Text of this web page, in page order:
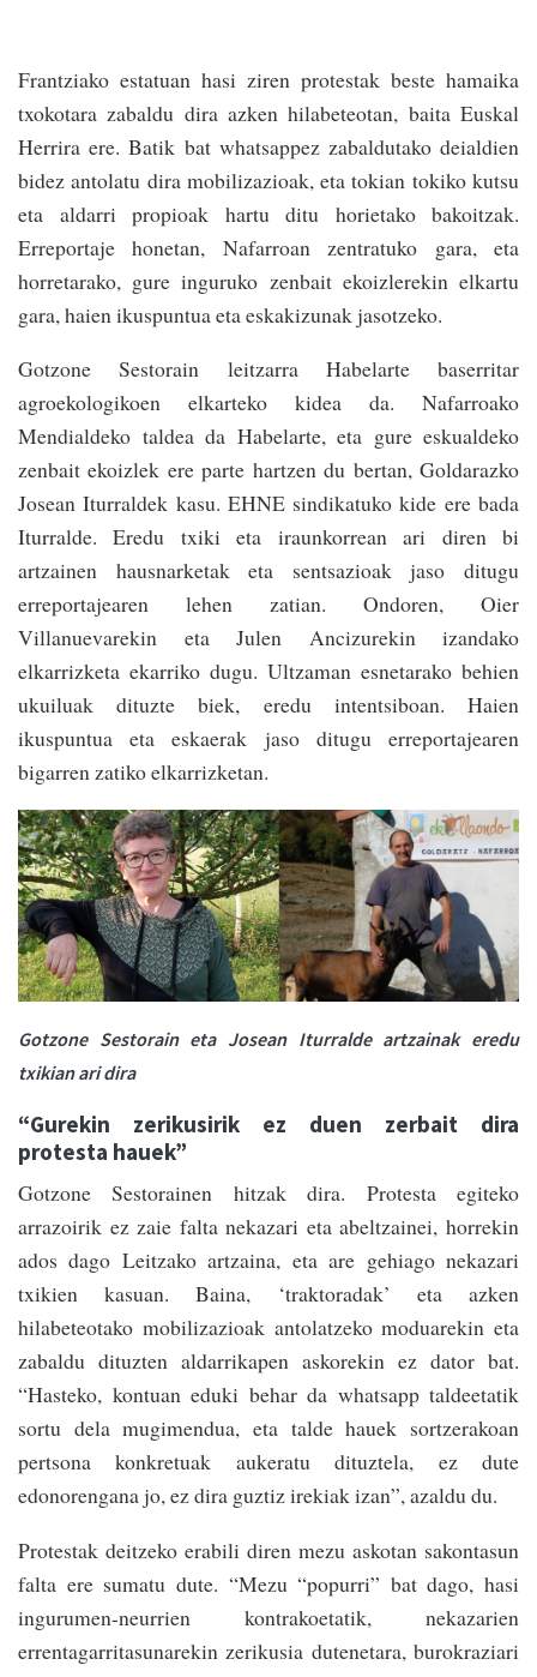
Frantziako estatuan hasi ziren protestak beste hamaika
txokotara zabaldu dira azken hilabeteotan, baita Euskal
Herrira ere. Batik bat whatsappez zabaldutako deialdien
bidez antolatu dira mobilizazioak, eta tokian tokiko kutsu
eta aldarri propioak hartu ditu horietako bakoitzak.
Erreportaje honetan, Nafarroan zentratuko gara, eta
horretarako, gure inguruko zenbait ekoizlerekin elkartu
gara, haien ikuspuntua eta eskakizunak jasotzeko.
Gotzone Sestorain leitzarra Habelarte baserritar
agroekologikoen elkarteko kidea da. Nafarroako
Mendialdeko taldea da Habelarte, eta gure eskualdeko
zenbait ekoizlek ere parte hartzen du bertan, Goldarazko
Josean Iturraldek kasu. EHNE sindikatuko kide ere bada
Iturralde. Eredu txiki eta iraunkorrean ari diren bi
artzainen hausnarketak eta sentsazioak jaso ditugu
erreportajearen lehen zatian. Ondoren, Oier
Villanuevarekin eta Julen Ancizurekin izandako
elkarrizketa ekarriko dugu. Ultzaman esnetarako behien
ukuiluak dituzte biek, eredu intentsiboan. Haien
ikuspuntua eta eskaerak jaso ditugu erreportajearen
bigarren zatiko elkarrizketan.
Gotzone Sestorain eta Josean Iturralde artzainak eredu
txikian ari dira
“Gurekin zerikusirik ez duen zerbait dira
protesta hauek”
Gotzone Sestorainen hitzak dira. Protesta egiteko
arrazoirik ez zaie falta nekazari eta abeltzainei, horrekin
ados dago Leitzako artzaina, eta are gehiago nekazari
txikien kasuan. Baina, ‘traktoradak’ eta azken
hilabeteotako mobilizazioak antolatzeko moduarekin eta
zabaldu dituzten aldarrikapen askorekin ez dator bat.
“Hasteko, kontuan eduki behar da whatsapp taldeetatik
sortu dela mugimendua, eta talde hauek sortzerakoan
pertsona konkretuak aukeratu dituztela, ez dute
edonorengana jo, ez dira guztiz irekiak izan”, azaldu du.
Protestak deitzeko erabili diren mezu askotan sakontasun
falta ere sumatu dute. “Mezu “popurri” bat dago, hasi
ingurumen-neurrien kontrakoetatik, nekazarien
errentagarritasunarekin zerikusia dutenetara, burokraziari